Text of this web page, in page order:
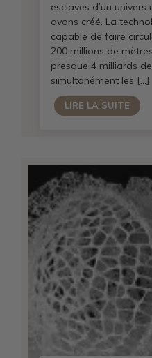
esclaves d’un
avons créé. La
capable de faire
200 millions de
presque 4 milliards
simultanément les […]
LIRE LA SUITE